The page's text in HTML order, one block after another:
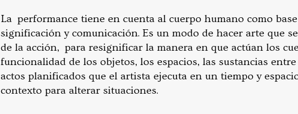
La performance tiene en cuenta al cuerpo humano como
significación y comunicación. Es un modo de hacer arte que
de la acción, para resignificar la manera en que actúan los
funcionalidad de los objetos, los espacios, las sustancias
actos planificados que el artista ejecuta en un tiempo y
contexto para alterar situaciones.